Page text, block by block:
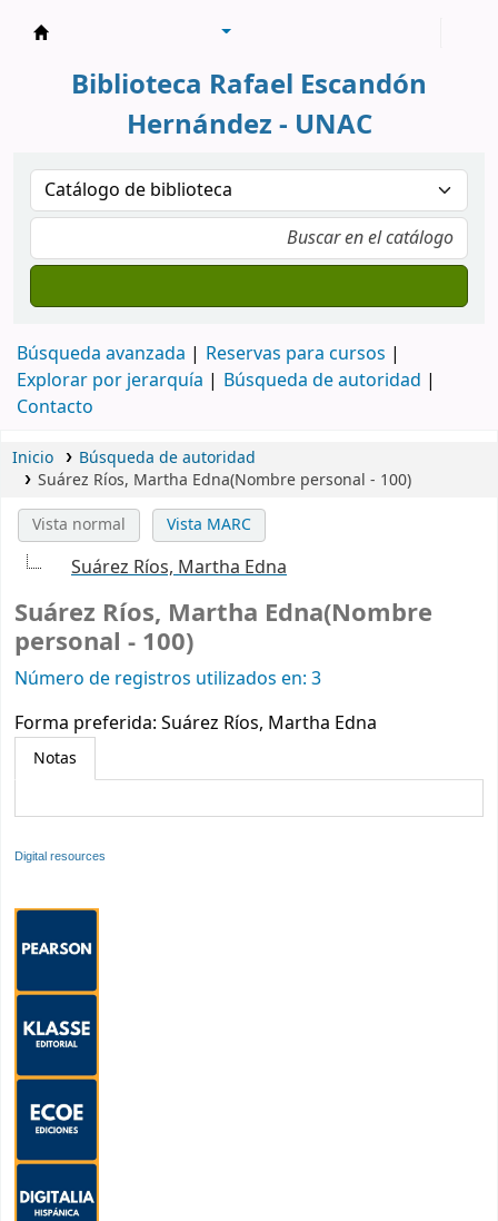
Biblioteca Rafael Escandón
Hernández - UNAC
Búsqueda avanzada
Reservas para cursos
Explorar por jerarquía
Búsqueda de autoridad
Contacto
Inicio
Búsqueda de autoridad
Suárez Ríos, Martha Edna(Nombre personal - 100)
Digital resources
Vista normal Vista MARC
Suárez Ríos, Martha Edna
Suárez Ríos, Martha Edna(Nombre
personal - 100)
Número de registros utilizados en: 3
Forma preferida: Suárez Ríos, Martha Edna
Notas